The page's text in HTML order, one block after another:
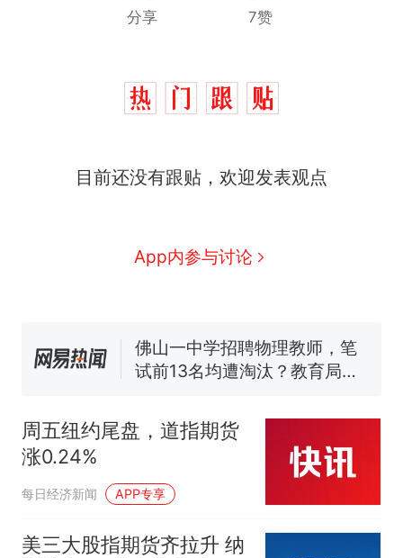
分享 7赞
目前还没有跟贴，欢迎发表观点
App内参与讨论
人生
新 费大厨“全国小炒肉大王”称
佛山一中学招聘物理教师，笔
试前13名均遭淘汰？教育局：
核查
官方通报
享界G9车型预售价公布：
热 那个在床头放菜刀的女孩，
人生
周五纽约尾盘，道指期货
涨0.24%
每日经济新闻 APP专享
美三大股指期货齐拉升 纳